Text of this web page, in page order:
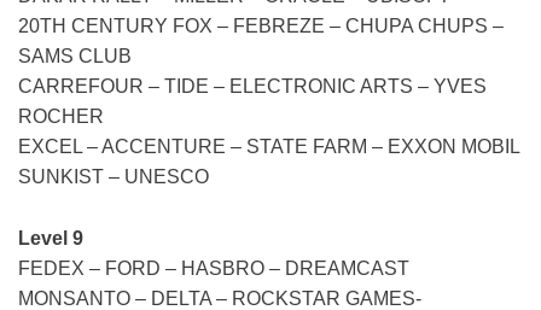
20TH CENTURY FOX – FEBREZE – CHUPA CHUPS –
SAMS CLUB
CARREFOUR – TIDE – ELECTRONIC ARTS – YVES
ROCHER
EXCEL – ACCENTURE – STATE FARM – EXXON MOBIL
SUNKIST – UNESCO
Level 9
FEDEX – FORD – HASBRO – DREAMCAST
MONSANTO – DELTA – ROCKSTAR GAMES-